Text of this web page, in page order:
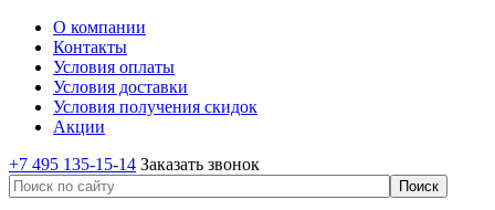
О компании
Контакты
Условия оплаты
Условия доставки
Условия получения скидок
Акции
+7 495 135-15-14 Заказать звонок